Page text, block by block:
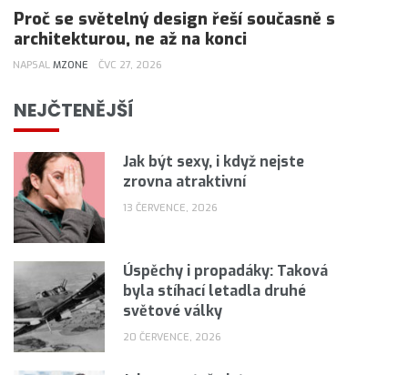
Proč se světelný design řeší současně s
architekturou, ne až na konci
NAPSAL MZONE ČVC 27, 2026
NEJČTENĚJŠÍ
Jak být sexy, i když nejste
zrovna atraktivní
13 ČERVENCE, 2026
Úspěchy i propadáky: Taková
byla stíhací letadla druhé
světové války
20 ČERVENCE, 2026